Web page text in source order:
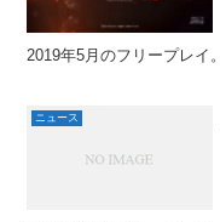
2019年5月のフリープレイ。
ニュース